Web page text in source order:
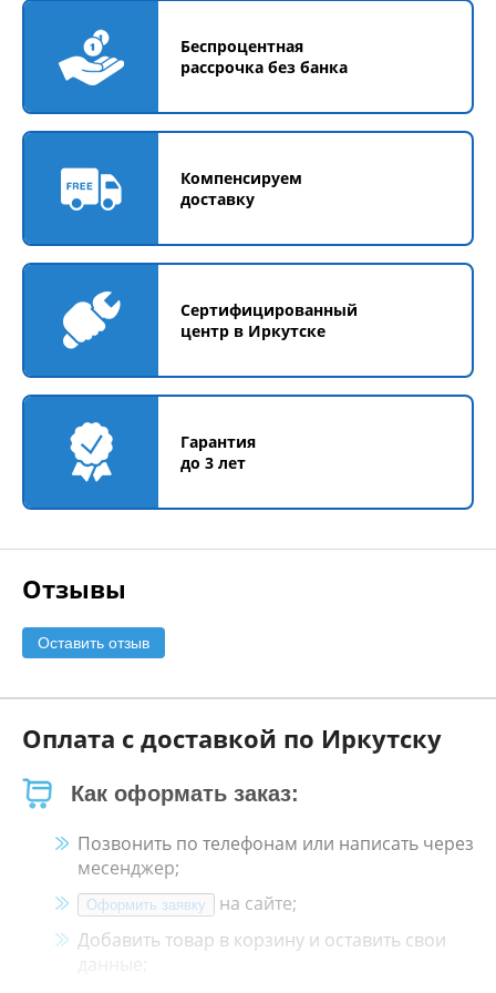
Беспроцентная
рассрочка без банка
Компенсируем
доставку
Сертифицированный
центр в Иркутске
Гарантия
до 3 лет
Отзывы
Оставить отзыв
Оплата с доставкой по Иркутску
Как оформать заказ:
Позвонить по телефонам или написать через
месенджер;
Оформить заявку
на сайте;
Добавить товар в корзину и оставить свои
данные;